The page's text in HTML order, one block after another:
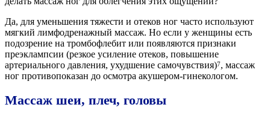
Да, для уменьшения тяжести и отеков ног часто используют
мягкий лимфодренажный массаж. Но если у женщины есть
подозрение на тромбофлебит или появляются признаки
преэклампсии (резкое усиление отеков, повышение
артериального давления, ухудшение самочувствия)7, массаж
ног противопоказан до осмотра акушером-гинекологом.
Массаж шеи, плеч, головы